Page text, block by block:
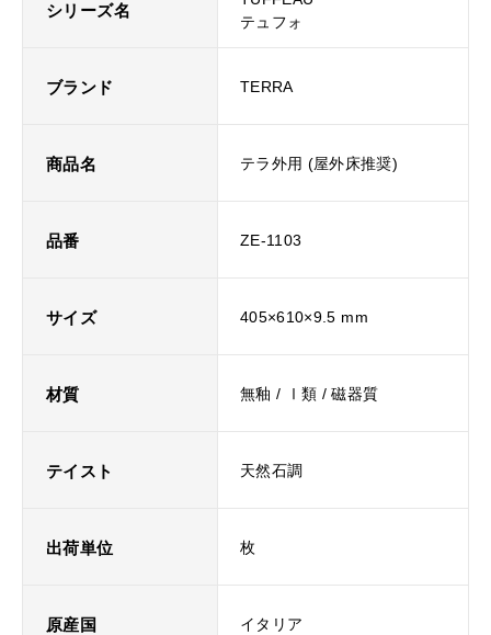
シリーズ名
テュフォ
ブランド TERRA
商品名 テラ外用 (屋外床推奨)
品番 ZE-1103
サイズ 405×610×9.5 mm
材質 無釉 / Ⅰ類 / 磁器質
テイスト 天然石調
出荷単位 枚
原産国 イタリア